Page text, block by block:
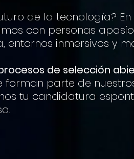
de la tecnología?
con personas
entornos inmersivos y
de selección
forman parte de
tu candidatura